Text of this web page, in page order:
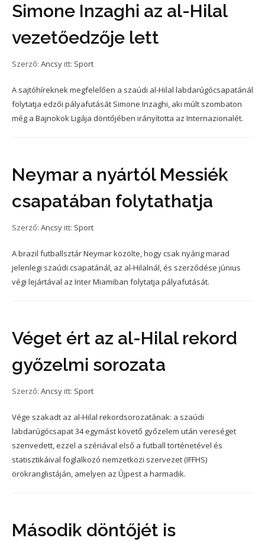
Simone Inzaghi az al-Hilal
vezetőedzője lett
Szerző: Ancsy itt: Sport
A sajtóhíreknek megfelelően a szaúdi al-Hilal labdarúgócsapatánál
folytatja edzői pályafutását Simone Inzaghi, aki múlt szombaton
még a Bajnokok Ligája döntőjében irányította az Internazionalét.
Neymar a nyártól Messiék
csapatában folytathatja
Szerző: Ancsy itt: Sport
A brazil futballsztár Neymar közölte, hogy csak nyárig marad
jelenlegi szaúdi csapatánál, az al-Hilalnál, és szerződése június
végi lejártával az Inter Miamiban folytatja pályafutását.
Véget ért az al-Hilal rekord
győzelmi sorozata
Szerző: Ancsy itt: Sport
Vége szakadt az al-Hilal rekordsorozatának: a szaúdi
labdarúgócsapat 34 egymást követő győzelem után vereséget
szenvedett, ezzel a szériával első a futball történetével és
statisztikáival foglalkozó nemzetközi szervezet (IFFHS)
örökranglistáján, amelyen az Újpest a harmadik.
Második döntőjét is